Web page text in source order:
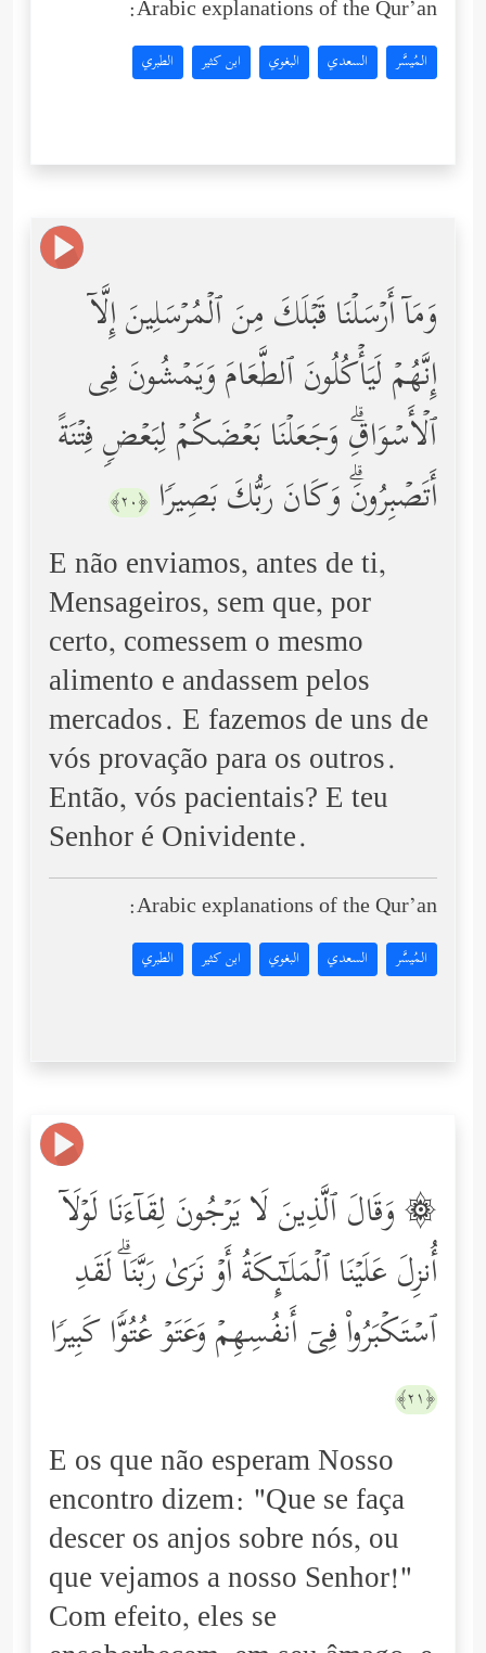
Arabic explanations of the Qur’an:
المُيسَّر السعدي البغوي ابن كثير الطبري
وَمَاۤ أَرۡسَلۡنَا قَبۡلَكَ مِنَ ٱلۡمُرۡسَلِینَ إِلَّاۤ
إِنَّهُمۡ لَیَأۡكُلُونَ ٱلطَّعَامَ وَیَمۡشُونَ فِی
ٱلۡأَسۡوَاقِۗ وَجَعَلۡنَا بَعۡضَكُمۡ لِبَعۡضࣲ فِتۡنَةً
أَتَصۡبِرُونَۗ وَكَانَ رَبُّكَ بَصِیرࣰا ﴿٢٠﴾
E não enviamos, antes de ti,
Mensageiros, sem que, por
certo, comessem o mesmo
alimento e andassem pelos
mercados. E fazemos de uns de
vós provação para os outros.
Então, vós pacientais? E teu
Senhor é Onividente.
Arabic explanations of the Qur’an:
المُيسَّر السعدي البغوي ابن كثير الطبري
۞ وَقَالَ ٱلَّذِینَ لَا یَرۡجُونَ لِقَاۤءَنَا لَوۡلَاۤ
أُنزِلَ عَلَیۡنَا ٱلۡمَلَـٰۤىِٕكَةُ أَوۡ نَرَىٰ رَبَّنَاۗ لَقَدِ
ٱسۡتَكۡبَرُواْ فِیۤ أَنفُسِهِمۡ وَعَتَوۡ عُتُوࣰّا كَبِیرࣰا
﴿٢١﴾
E os que não esperam Nosso
encontro dizem: "Que se faça
descer os anjos sobre nós, ou
que vejamos a nosso Senhor!"
Com efeito, eles se